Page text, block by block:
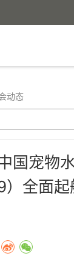
动态
国宠物
）全面